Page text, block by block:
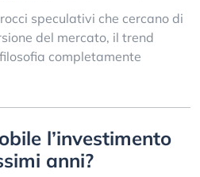
speculativi che cercano di
del mercato, il trend
completamente
l’investimento
anni?